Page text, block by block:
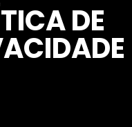
DE